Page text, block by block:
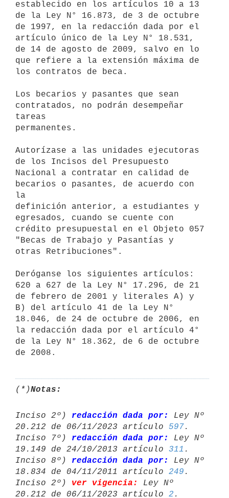
establecido en los artículos 10 a 13
de la Ley N° 16.873, de 3 de octubre
de 1997, en la redacción dada por el
artículo único de la Ley N° 18.531,
de 14 de agosto de 2009, salvo en lo
que refiere a la extensión máxima de
los contratos de beca.
Los becarios y pasantes que sean
contratados, no podrán desempeñar
tareas
permanentes.
Autorízase a las unidades ejecutoras
de los Incisos del Presupuesto
Nacional a contratar en calidad de
becarios o pasantes, de acuerdo con
la
definición anterior, a estudiantes y
egresados, cuando se cuente con
crédito presupuestal en el Objeto 057
"Becas de Trabajo y Pasantías y
otras Retribuciones".
Deróganse los siguientes artículos:
620 a 627 de la Ley N° 17.296, de 21
de febrero de 2001 y literales A) y
B) del artículo 41 de la Ley N°
18.046, de 24 de octubre de 2006, en
la redacción dada por el artículo 4°
de la Ley N° 18.362, de 6 de octubre
(*)Notas:
Inciso 2º) redacción dada por:
Ley Nº
20.212 de 06/11/2023 artículo 597.
Inciso 7º) redacción dada por:
Ley Nº
19.149 de 24/10/2013 artículo 311 .
Inciso 8º) redacción dada por:
Ley Nº
18.834 de 04/11/2011 artículo 249 .
Inciso 2º) ver vigencia:
Ley Nº
20.212 de 06/11/2023 artículo 2 .